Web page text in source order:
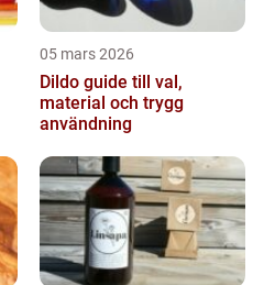
05 mars 2026
Dildo guide till val,
material och trygg
användning